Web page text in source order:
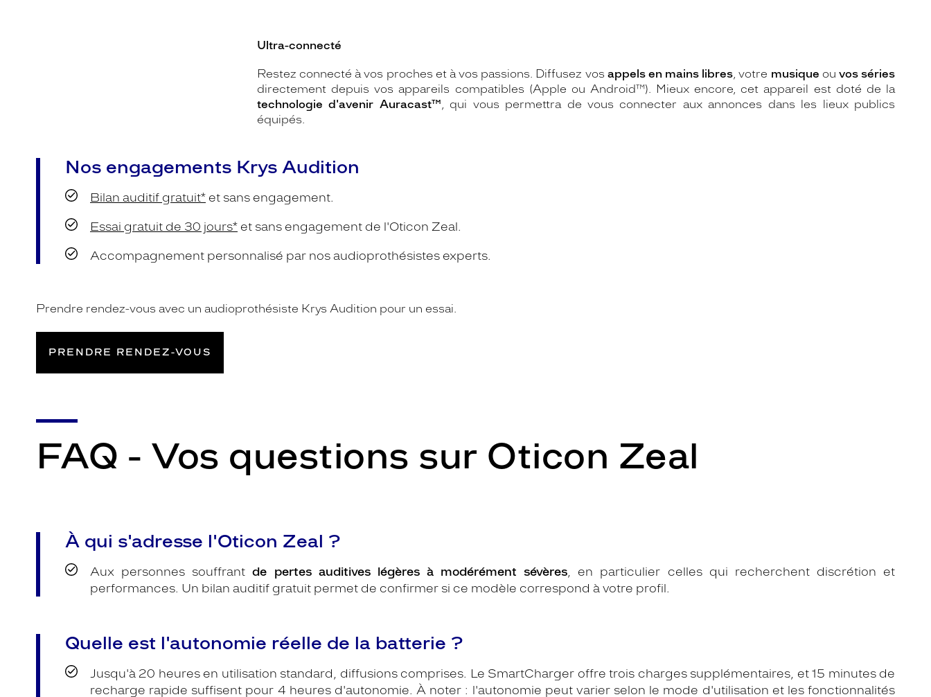
Ultra-connecté
Restez connecté à vos proches et à vos passions. Diffusez vos appels en mains libres, votre musique ou vos séries
directement depuis vos appareils compatibles (Apple ou Android™). Mieux encore, cet appareil est doté de la
technologie d'avenir Auracast™, qui vous permettra de vous connecter aux annonces dans les lieux publics
équipés.
Nos engagements Krys Audition
Bilan auditif gratuit* et sans engagement.
Essai gratuit de 30 jours* et sans engagement de l'Oticon Zeal.
Accompagnement personnalisé par nos audioprothésistes experts.
Prendre rendez-vous avec un audioprothésiste Krys Audition pour un essai.
PRENDRE RENDEZ-VOUS
FAQ - Vos questions sur Oticon Zeal
À qui s'adresse l'Oticon Zeal ?
Aux personnes souffrantde pertes auditives légères à modérément sévères, en particulier celles qui recherchent discrétion et
performances. Un bilan auditif gratuit permet de confirmer si ce modèle correspond à votre profil.
Quelle est l'autonomie réelle de la batterie ?
Jusqu'à 20 heures en utilisation standard, diffusions comprises. Le SmartCharger offre trois charges supplémentaires, et 15 minutes de
recharge rapide suffisent pour 4 heures d'autonomie. À noter : l'autonomie peut varier selon le mode d'utilisation et les fonctionnalités